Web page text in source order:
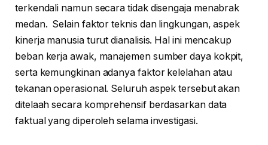
terkendali namun secara tidak disengaja menabrak
medan. Selain faktor teknis dan lingkungan, aspek
kinerja manusia turut dianalisis. Hal ini mencakup
beban kerja awak, manajemen sumber daya kokpit,
serta kemungkinan adanya faktor kelelahan atau
tekanan operasional. Seluruh aspek tersebut akan
ditelaah secara komprehensif berdasarkan data
faktual yang diperoleh selama investigasi.